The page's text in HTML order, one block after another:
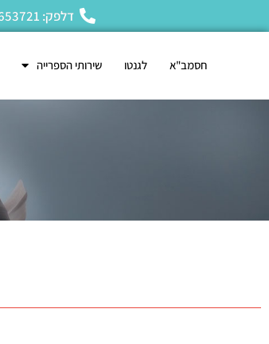
דלפק: 04-6653721
חסמב"א לגנטו שירותי הספרייה